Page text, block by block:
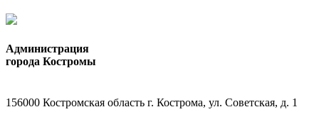
Администрация
города Костромы
156000 Костромская область г. Кострома, ул. Советская, д. 1